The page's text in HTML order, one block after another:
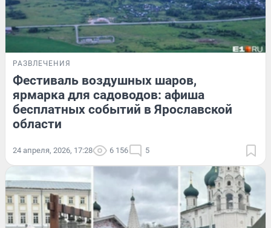
РАЗВЛЕЧЕНИЯ
Фестиваль воздушных шаров,
ярмарка для садоводов: афиша
бесплатных событий в Ярославской
области
24 апреля, 2026, 17:28 6 156 5